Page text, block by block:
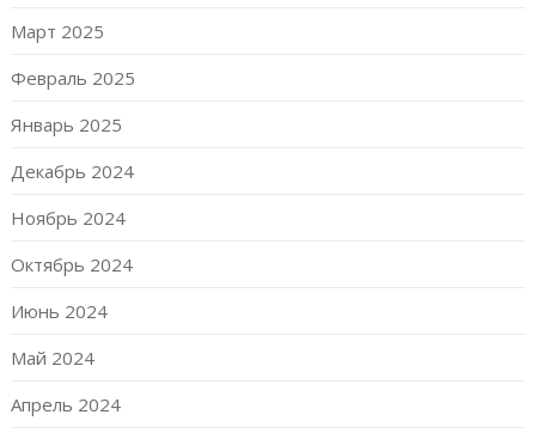
Март 2025
Февраль 2025
Январь 2025
Декабрь 2024
Ноябрь 2024
Октябрь 2024
Июнь 2024
Май 2024
Апрель 2024